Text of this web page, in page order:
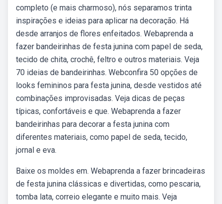
completo (e mais charmoso), nós separamos trinta
inspirações e ideias para aplicar na decoração. Há
desde arranjos de flores enfeitados. Webaprenda a
fazer bandeirinhas de festa junina com papel de seda,
tecido de chita, crochê, feltro e outros materiais. Veja
70 ideias de bandeirinhas. Webconfira 50 opções de
looks femininos para festa junina, desde vestidos até
combinações improvisadas. Veja dicas de peças
típicas, confortáveis e que. Webaprenda a fazer
bandeirinhas para decorar a festa junina com
diferentes materiais, como papel de seda, tecido,
jornal e eva.
Baixe os moldes em. Webaprenda a fazer brincadeiras
de festa junina clássicas e divertidas, como pescaria,
tomba lata, correio elegante e muito mais. Veja